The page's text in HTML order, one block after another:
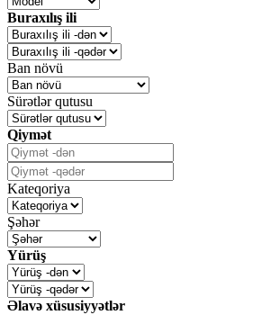
Buraxılış ili
Ban növü
Sürətlər qutusu
Qiymət
Kateqoriya
Şəhər
Yürüş
Əlavə xüsusiyyətlər